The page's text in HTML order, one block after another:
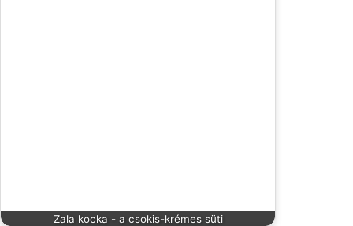
Zala kocka - a csokis-krémes süti